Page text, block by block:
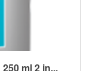
ml 2 in...